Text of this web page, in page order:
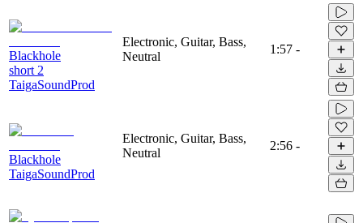
Blackhole
short 2
TaigaSoundProd
Electronic, Guitar, Bass,
Neutral
1:57 -
Blackhole
TaigaSoundProd
Electronic, Guitar, Bass,
Neutral
2:56 -